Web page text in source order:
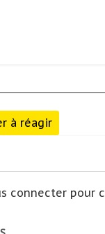
à réagir
connecter pour